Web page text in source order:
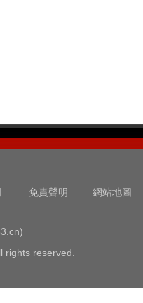
免責聲明 網站地圖
rights reserved.